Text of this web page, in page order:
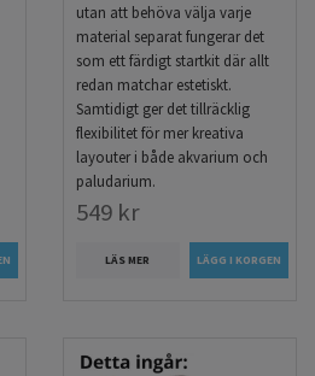
utan att behöva välja varje
material separat fungerar det
som ett färdigt startkit där allt
redan matchar estetiskt.
Samtidigt ger det tillräcklig
flexibilitet för mer kreativa
layouter i både akvarium och
paludarium.
549 kr
LÄS MER